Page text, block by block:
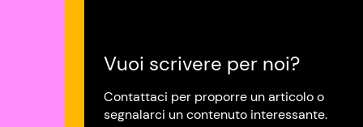
Vuoi scrivere per noi?
Contattaci per proporre un articolo o
segnalarci un contenuto interessante.